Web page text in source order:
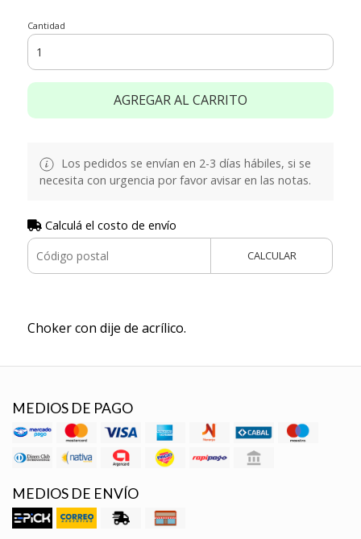
Cantidad
AGREGAR AL CARRITO
Los pedidos se envían en 2-3 días hábiles, si se
necesita con urgencia por favor avisar en las notas.
Calculá el costo de envío
CALCULAR
Choker con dije de acrílico.
MEDIOS DE PAGO
MEDIOS DE ENVÍO